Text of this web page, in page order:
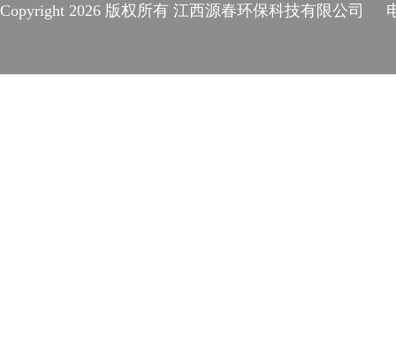
Copyright 2026 版权所有 江西源春环保科技有限公司